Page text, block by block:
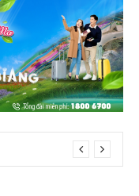
lịch Đà
Lạt